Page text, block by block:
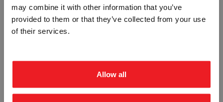
may combine it with other information that you’ve
provided to them or that they’ve collected from your use
of their services.
Allow all
PARKERING FORBUDT - SKILT GJELDER FORAN PORTEN - SKILT
STP-6606
BEDRIFT PRIVAT